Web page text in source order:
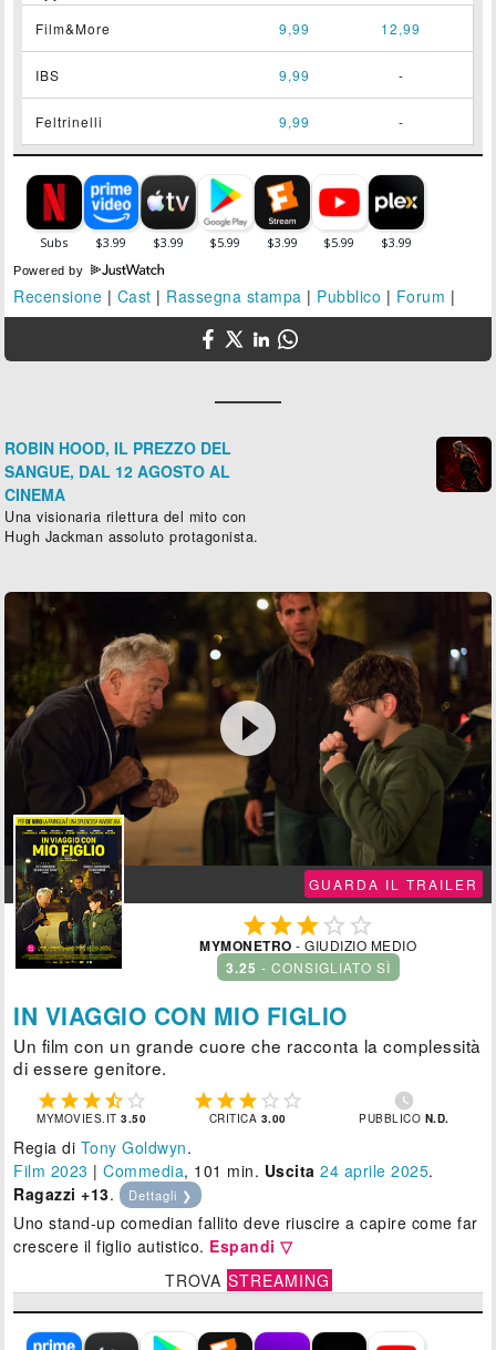
Film&More 9,99 12,99
IBS 9,99 -
Feltrinelli 9,99 -
Powered by
Recensione | Cast | Rassegna stampa | Pubblico | Forum |
ROBIN HOOD, IL PREZZO DEL
SANGUE, DAL 12 AGOSTO AL
CINEMA
Una visionaria rilettura del mito con
Hugh Jackman assoluto protagonista.

GUARDA IL TRAILER
  
MYMONETRO - GIUDIZIO MEDIO
3.25 - CONSIGLIATO SÌ
IN VIAGGIO CON MIO FIGLIO
Un film con un grande cuore che racconta la complessità
di essere genitore.
    
MYMOVIES.IT3.50
    
CRITICA 3.00

PUBBLICO N.D.
Regia di Tony Goldwyn.
Film 2023 |Commedia, 101 min. Uscita 24 aprile 2025.
Ragazzi +13. Dettagli ❯
Uno stand-up comedian fallito deve riuscire a capire come far
crescere il figlio autistico. Espandi ▽
TROVA STREAMING